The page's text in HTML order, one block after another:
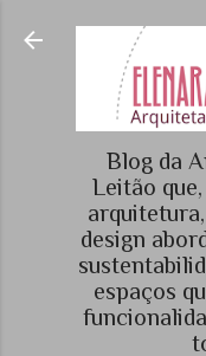
Pular
Blog da
Leitão
design
espaços